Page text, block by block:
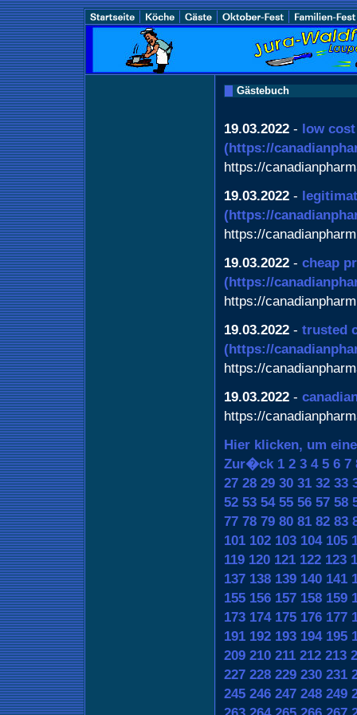
Gästebuch
19.03.2022 - low
(https://
https://
19.03.2022 -
(https://
https://
19.03.2022 - cheap
(https://
https://
19.03.2022 - trusted
(https://
https://
19.03.2022 -
https://
Hier klicken, um
Zur�ck 1 2 3 4 5 6 7
27 28 29 30 31 32 33
52 53 54 55 56 57 58
77 78 79 80 81 82 83
101 102 103 104 105
119 120 121 122 123
137 138 139 140 141
155 156 157 158 159
173 174 175 176 177
191 192 193 194 195
209 210 211 212 213
227 228 229 230 231
245 246 247 248 249